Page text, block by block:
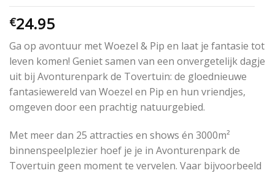
€24.95
Ga op avontuur met Woezel & Pip en laat je fantasie tot
leven komen! Geniet samen van een onvergetelijk dagje
uit bij Avonturenpark de Tovertuin: de gloednieuwe
fantasiewereld van Woezel en Pip en hun vriendjes,
omgeven door een prachtig natuurgebied.
Met meer dan 25 attracties en shows én 3000m²
binnenspeelplezier hoef je je in Avonturenpark de
Tovertuin geen moment te vervelen. Vaar bijvoorbeeld